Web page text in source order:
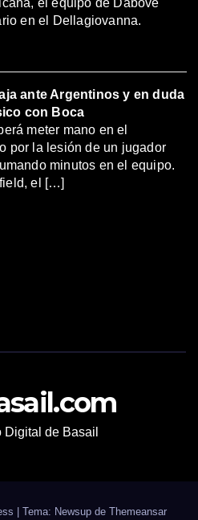
el equipo de Dabove
en el Dellagiovanna.
ante Argentinos y en duda
con Boca
meter mano en el
por la lesión de un jugador
minutos en el equipo.
el […]
Digital de Basail
| Tema: Newsup de Themeansar